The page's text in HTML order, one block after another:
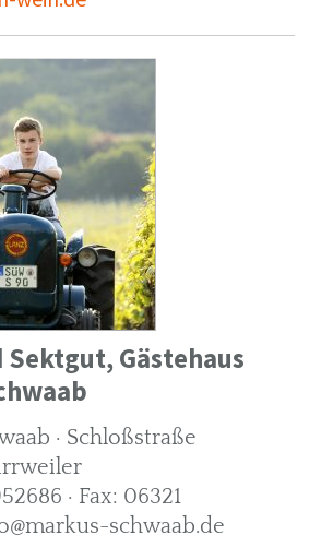
Sektgut, Gästehaus
· Schloßstraße
· Fax: 06321
schwaab.de